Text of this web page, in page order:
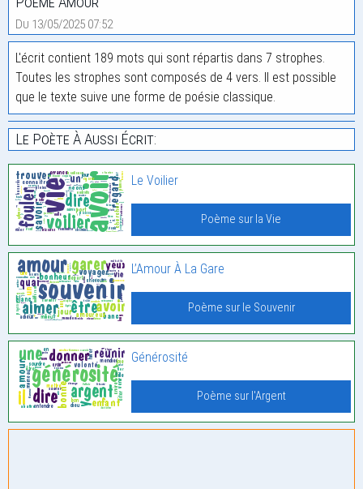
Du 13/05/2025 07:52
L'écrit contient 189 mots qui sont répartis dans 7 strophes.
Toutes les strophes sont composés de 4 vers. Il est possible
que le texte suive une forme de poésie classique.
Le Poète À Aussi Écrit:
Le Voilier
Poème sur la Vie
L’Amour À La Gare
Poème sur le Souvenir
Générosité
Poème sur l'Argent